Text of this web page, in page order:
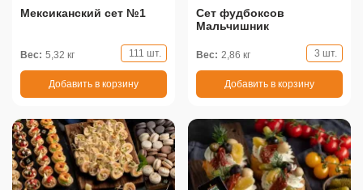
Мексиканский сет №1
Вес: 5,32 кг 111 шт.
Добавить в корзину
Сет фудбоксов
Мальчишник
Вес: 2,86 кг 3 шт.
Добавить в корзину